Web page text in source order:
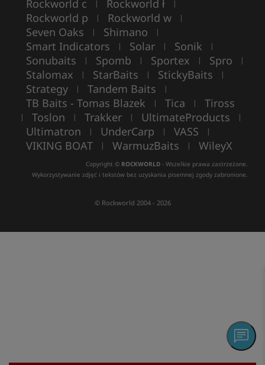
Rockworld c | Rockworld ł |
Rockworld p | Rockworld w |
Seven Oaks | Shimano |
Smart Indicators | Solar | Sonik |
Sonubaits | Spomb | Sportex | Spro |
Stalomax | StarBaits | StickyBaits |
Strategy | Tandem Baits |
TB Baits - Tomas Blazek | Tica | Tiross
| Toslon | Trakker | UltimateProducts |
Ultimatron | UnderCarp | VASS |
VIKING BOAT | WarmuzBaits | WileyX
Copyright © ROCKWORLD - Wszelkie prawa zastrzeżone.
Wykorzystywanie zdjęć i tekstów bez uzyskania pisemnej zgody zabronione.
© Rockworld 2004 - 2026